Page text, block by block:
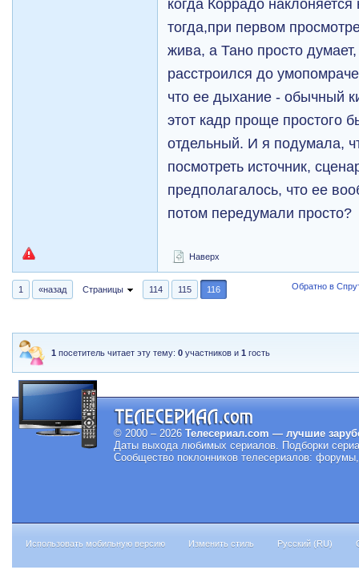
когда Коррадо
тогда,при первом
жива, а Тано просто
расстроился до
что ее дыхание - обычный
этот кадр проще простого
отдельный. И я подумала,
посмотреть источник,
предполагалось, что ее
потом передумали просто?
Наверх
1 «назад Страницы 114 115 116 Обратно в
1 посетитель читает эту тему:0 участников и1 гость
© 2000 – 2026 Телесериал.com — лучшие
Даты выхода любимых сериалов.
Подборки
Сообщество поклонников телесериалов:
Использовать мобильную версию Изменить стиль Русский (RU)